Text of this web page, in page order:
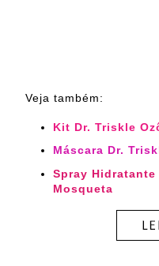
Veja também:
Kit Dr. Triskle
Máscara Dr.
Spray Hidratante
Mosqueta